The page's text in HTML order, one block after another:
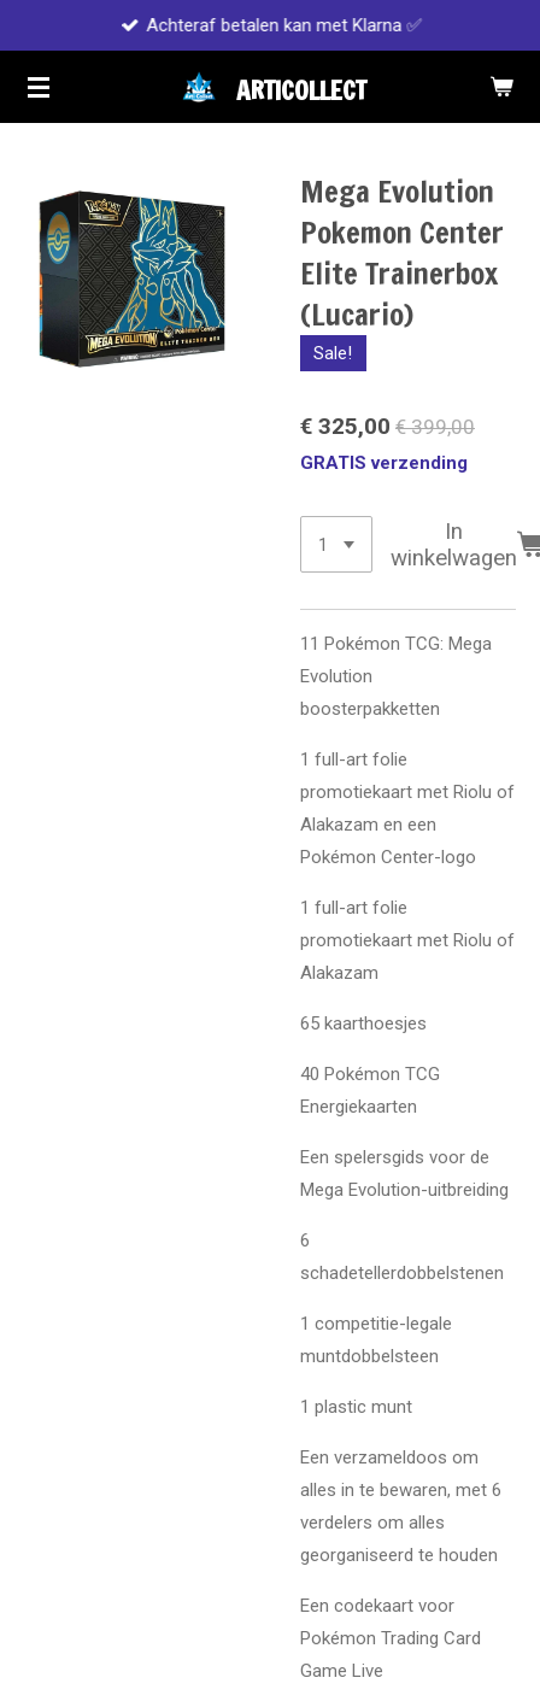
naar
de
ARTICOLLECT
Achteraf betalen kan met Klarna ✅
Mega Evolution
Pokemon Center
Elite Trainerbox
(Lucario)
Sale!
€ 325,00 € 399,00
GRATIS verzending
In
winkelwagen
11 Pokémon TCG: Mega
Evolution
boosterpakketten
1 full-art folie
promotiekaart met Riolu of
Alakazam en een
Pokémon Center-logo
1 full-art folie
promotiekaart met Riolu of
Alakazam
65 kaarthoesjes
40 Pokémon TCG
Energiekaarten
Een spelersgids voor de
Mega Evolution-uitbreiding
6
schadetellerdobbelstenen
1 competitie-legale
muntdobbelsteen
1 plastic munt
Een verzameldoos om
alles in te bewaren, met 6
verdelers om alles
georganiseerd te houden
Een codekaart voor
Pokémon Trading Card
Game Live